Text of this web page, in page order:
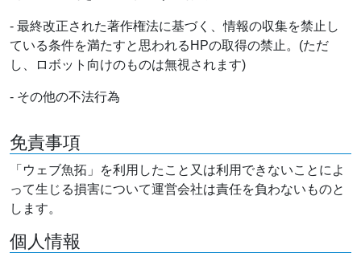
- 最終改正された著作権法に基づく、情報の収集を禁止し
ている条件を満たすと思われるHPの取得の禁止。(ただ
し、ロボット向けのものは無視されます)
- その他の不法行為
免責事項
「ウェブ魚拓」を利用したこと又は利用できないことによ
って生じる損害について運営会社は責任を負わないものと
します。
個人情報